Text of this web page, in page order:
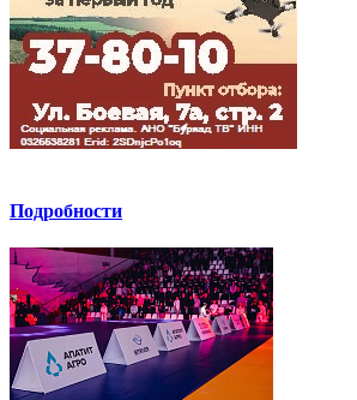
Подробности